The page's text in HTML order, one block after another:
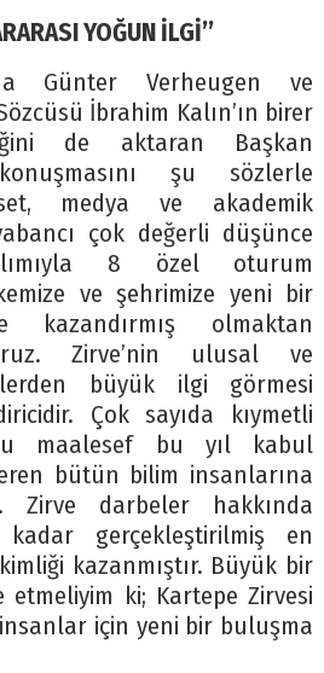
YOĞUN İLGİ’’
Günter Verheugen ve
İbrahim Kalın’ın birer
de aktaran Başkan
şu sözlerle
medya ve akademik
çok değerli düşünce
8 özel oturum
ve şehrimize yeni bir
kazandırmış olmaktan
Zirve’nin ulusal ve
büyük ilgi görmesi
Çok sayıda kıymetli
maalesef bu yıl kabul
bütün bilim insanlarına
Zirve darbeler hakkında
gerçekleştirilmiş en
kazanmıştır. Büyük bir
etmeliyim ki; Kartepe Zirvesi
için yeni bir buluşma